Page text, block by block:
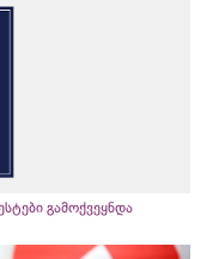
გამოქვეყნდა